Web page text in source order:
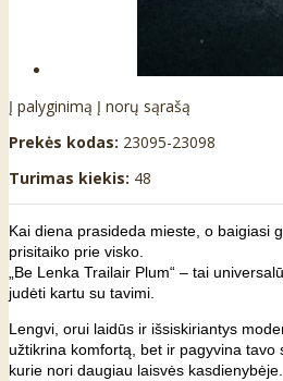
Į palyginimą Į norų sąrašą
Prekės kodas: 23095-23098
Turimas kiekis: 48
Kai diena prasideda mieste, o baigiasi
prisitaiko prie visko.
„Be Lenka Trailair Plum“ – tai
judėti kartu su tavimi.
Lengvi, orui laidūs ir išsiskiriantys
užtikrina komfortą, bet ir pagyvina tavo
kurie nori daugiau laisvės kasdienybėje.